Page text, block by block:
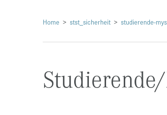
Home stst_sicherheit studierende-